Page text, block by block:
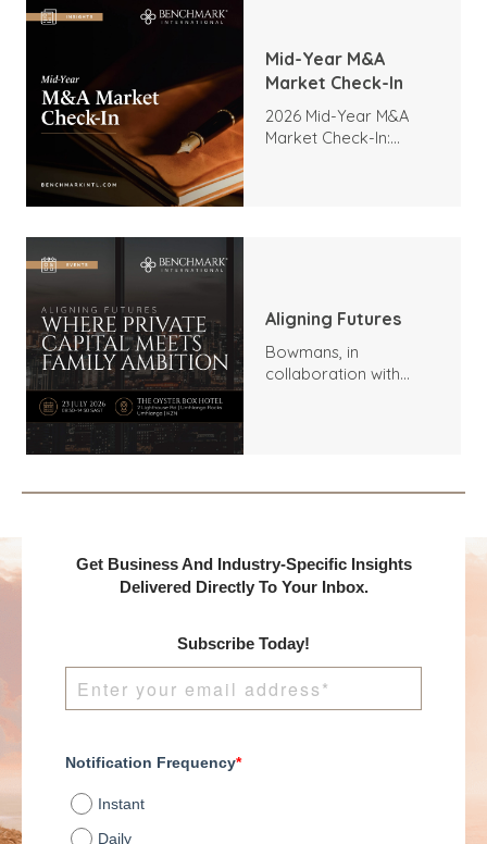
Mid-Year M&A
Market Check-In
2026 Mid-Year M&A
Market Check-In:
Aligning Futures
Bowmans, in
collaboration with
Get Business And Industry-Specific Insights
Delivered Directly To Your Inbox.
Subscribe Today!
Notification Frequency*
Instant
Daily